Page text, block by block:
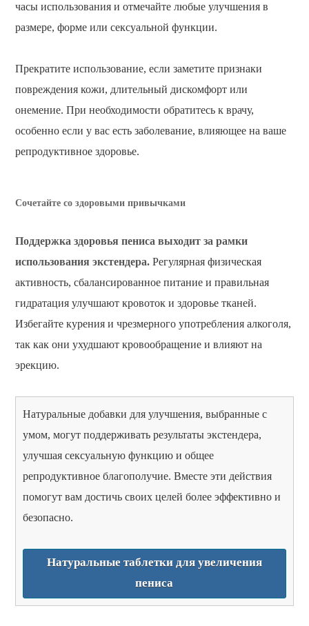
часы использования и отмечайте любые улучшения в
размере, форме или сексуальной функции.
Прекратите использование, если заметите признаки
повреждения кожи, длительный дискомфорт или
онемение. При необходимости обратитесь к врачу,
особенно если у вас есть заболевание, влияющее на ваше
репродуктивное здоровье.
Сочетайте со здоровыми привычками
Поддержка здоровья пениса выходит за рамки
использования экстендера. Регулярная физическая
активность, сбалансированное питание и правильная
гидратация улучшают кровоток и здоровье тканей.
Избегайте курения и чрезмерного употребления алкоголя,
так как они ухудшают кровообращение и влияют на
эрекцию.
Натуральные добавки для улучшения, выбранные с
умом, могут поддерживать результаты экстендера,
улучшая сексуальную функцию и общее
репродуктивное благополучие. Вместе эти действия
помогут вам достичь своих целей более эффективно и
безопасно.
Натуральные таблетки для увеличения
пениса